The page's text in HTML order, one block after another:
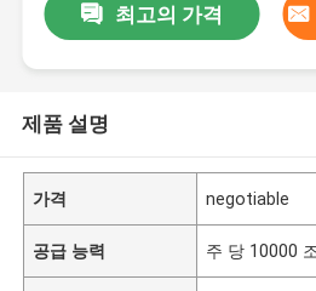
최고의 가격
제품 설명
가격 negotiable
공급 능력 주 당 10000